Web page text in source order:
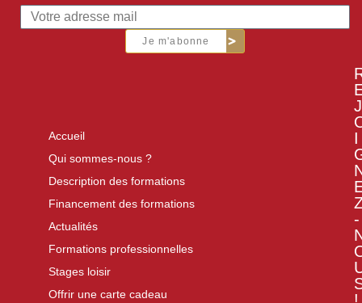
Je m'abonne
Accueil
Qui sommes-nous ?
Description des formations
Financement des formations
Actualités
Formations professionnelles
Stages loisir
Offrir une carte cadeau
J
I
-